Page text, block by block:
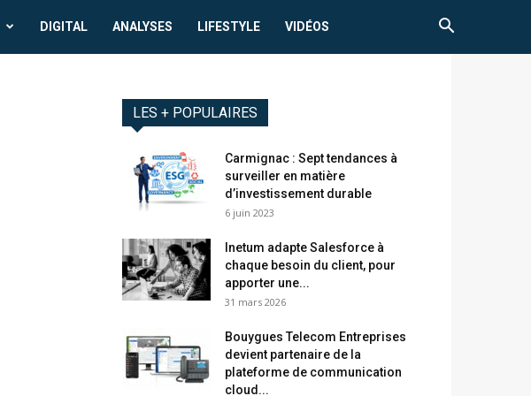
DIGITAL ANALYSES LIFESTYLE VIDÉOS
LES + POPULAIRES
Carmignac : Sept tendances à
surveiller en matière
d’investissement durable
6 juin 2023
Inetum adapte Salesforce à
chaque besoin du client, pour
apporter une...
31 mars 2026
Bouygues Telecom Entreprises
devient partenaire de la
plateforme de communication
cloud...